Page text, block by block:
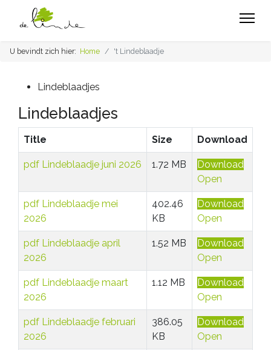
U bevindt zich hier: Home 't Lindeblaadje
Lindeblaadjes
Lindeblaadjes
Title Size Download
pdf Lindeblaadje juni 2026 1.72 MB
Download
Open
pdf Lindeblaadje mei
2026
402.46
KB
Download
Open
pdf Lindeblaadje april
2026
1.52 MB
Download
Open
pdf Lindeblaadje maart
2026
1.12 MB
Download
Open
pdf Lindeblaadje februari
2026
386.05
KB
Download
Open